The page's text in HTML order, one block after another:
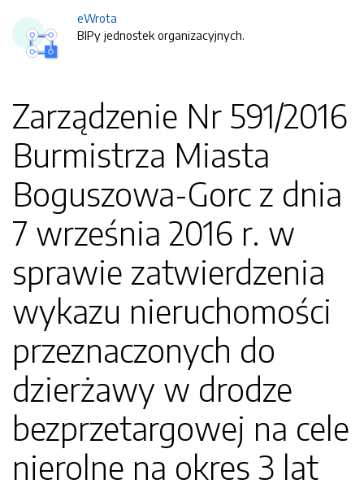
eWrota
BIPy jednostek organizacyjnych.
Zarządzenie Nr 591/2016
Burmistrza Miasta
Boguszowa-Gorc z dnia
7 września 2016 r. w
sprawie zatwierdzenia
wykazu nieruchomości
przeznaczonych do
dzierżawy w drodze
bezprzetargowej na cele
nierolne na okres 3 lat